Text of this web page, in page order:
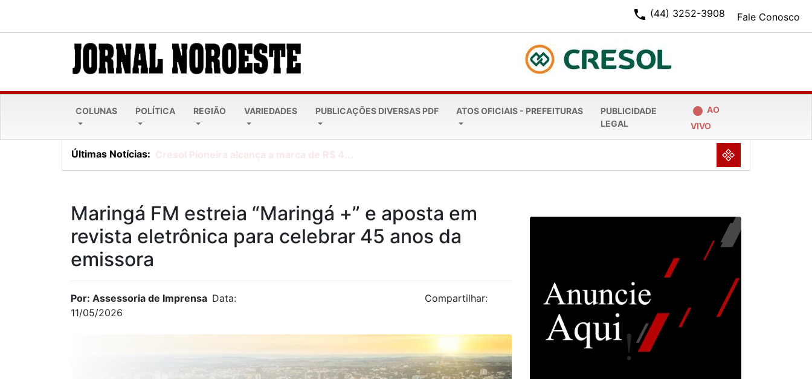
Fale Conosco
phone (44) 3252-3908
COLUNAS POLÍTICA REGIÃO VARIEDADES PUBLICAÇÕES DIVERSAS PDF ATOS OFICIAIS - PREFEITURAS
PUBLICIDADE
LEGAL
fiber_manual_record AO
VIVO
Últimas Notícias: NULL
Maringá FM estreia “Maringá +” e aposta em
revista eletrônica para celebrar 45 anos da
emissora
Por: Assessoria de Imprensa Data:
11/05/2026
Compartilhar: